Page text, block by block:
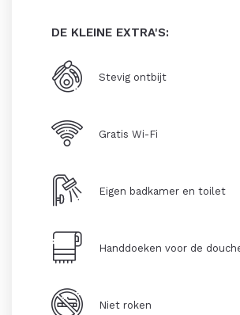
DE KLEINE EXTRA'S:
Stevig ontbijt
Gratis Wi-Fi
Eigen badkamer en toilet
Handdoeken voor de
Niet roken